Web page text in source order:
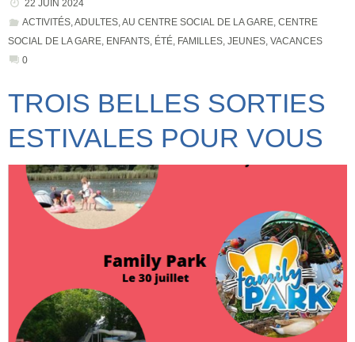
22 JUIN 2024
ACTIVITÉS,ADULTES,AU CENTRE SOCIAL DE LA GARE, CENTRE
SOCIAL DE LA GARE, ENFANTS, ÉTÉ, FAMILLES, JEUNES, VACANCES
0
TROIS BELLES SORTIES
ESTIVALES POUR VOUS